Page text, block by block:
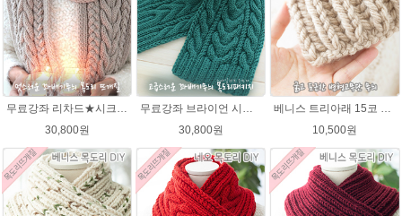
무료강좌 리차드★시크릿울 꽈배기 목도리뜨기DIY 뜨개질
30,800원
무료강좌 브라이언 시크릿울 꽈배기 목도리뜨기 DIY
30,800원
베니스 트리아래 15코 변형고무뜨기 목도리뜨개질 김씨목도리
10,500원